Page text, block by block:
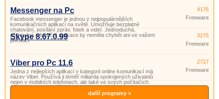
Messenger na Pc
Facebook messenger je jednou z nejpopulárnějších
komunikačních aplikací na světě. Umožňuje bezplatné
chatování, posílání zpráv, fotek a videí. Jednoduchá,
přehledná a funkční aplikace by neměla chybět ani ve vašem
počítači.
4176
Freeware
Skype 8.67.0.99
3275
Freeware
Viber pro Pc 11.6
Jedna z nejlepších aplikací v kategorii online komunikací má
název Viber. Používá ji téměř miliarda spokojených uživatelů
nejen v mobilních telefonech, ale také ve svých počítačích.
Přidejte se k nm a užívejte si bezplatnou komunikaci.
2727
Freeware
další programy »